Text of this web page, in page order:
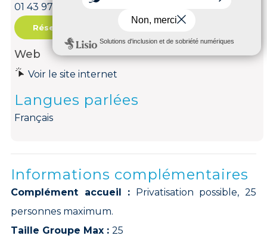
01 43 97 21 98
Réservation
Web
Voir le site internet
Langues parlées
Français
Informations complémentaires
Complément accueil : Privatisation possible, 25
personnes maximum.
Taille Groupe Max : 25